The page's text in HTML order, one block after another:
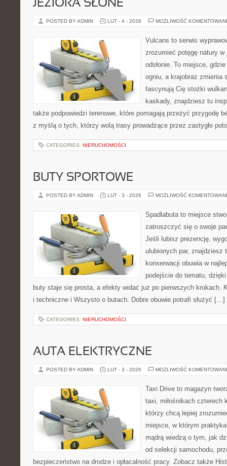
JEZIORA SŁONE
POSTED BY ADMIN LUT - 4 - 2026 MOŻLIWOŚĆ
Vulcans to serwis
zrozumieć potęgę natury w
odsłonie. To miejsce,
ogniu, a krajobraz zmienia
fascynują Cię stożki
kaskady, znajdziesz tu
także podpowiedzi terenowe, które pomagają przeżyć przygodę
z myślą o tych, którzy wolą trasy prowadzące przez zastygłe
CATEGORIES: NIERUCHOMOŚCI
BUTY SPORTOWE
POSTED BY ADMIN LUT - 3 - 2026 MOŻLIWOŚĆ
Spadlabuta to miejsce
zatroszczyć się o swoje
Jeśli lubisz prezencję,
ulubionych par, znajdziesz
konserwacji obuwia w
podejście do tematu,
buty staje się prosta, a efekty widać już po pierwszych krokach.
i techniczne i Wszysto o butach. Dobre obuwie potrafi służyć […]
CATEGORIES: NIERUCHOMOŚCI
AUTA ELEKTRYCZNE
POSTED BY ADMIN LUT - 3 - 2026 MOŻLIWOŚĆ
Taxi Drive to magazyn
taxi, miłośnikach czterech
którzy chcą lepiej
miejsce, w którym
mądrą wiedzą o tym, jak
od selekcji samochodu,
bezpieczeństwo na drodze i opłacalność pracy. Zobacz także